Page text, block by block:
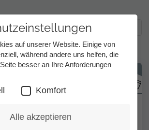
Anruf beim Webclient
Sie vom Webbrowser
auf unserer Website. Einige von
während andere uns helfen, die
besser an Ihre Anforderungen
Komfort
Alle akzeptieren